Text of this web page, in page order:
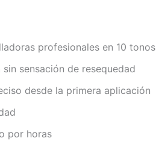
profesionales en 10 tonos
sensación de resequedad
desde la primera aplicación
por horas